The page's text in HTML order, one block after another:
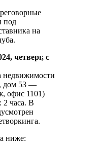
под
на
четверг, с
дом 53 —
офис 1101)
2 часа. В
ниже: